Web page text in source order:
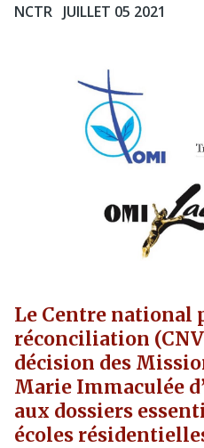
NCTR JUILLET 05 2021
Le Centre national
réconciliation
décision des
Marie Immaculée
aux dossiers
écoles